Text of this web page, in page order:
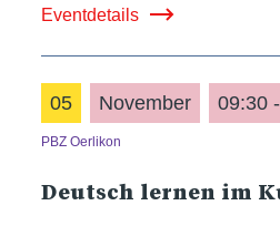
Eventdetails
05 November 09:30
PBZ Oerlikon
Deutsch lernen im